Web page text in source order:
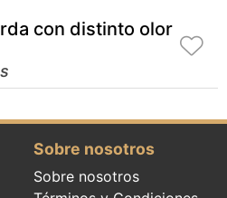
con distinto olor
Sobre nosotros
Sobre nosotros